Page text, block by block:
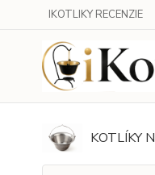
IKOTLIKY RECENZIE
KOTLÍKY